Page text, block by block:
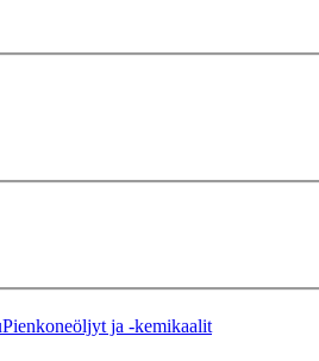
Pienkoneöljyt ja -kemikaalit